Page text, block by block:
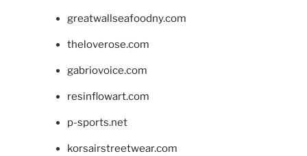
greatwallseafoodny.com
theloverose.com
gabriovoice.com
resinflowart.com
p-sports.net
korsairstreetwear.com